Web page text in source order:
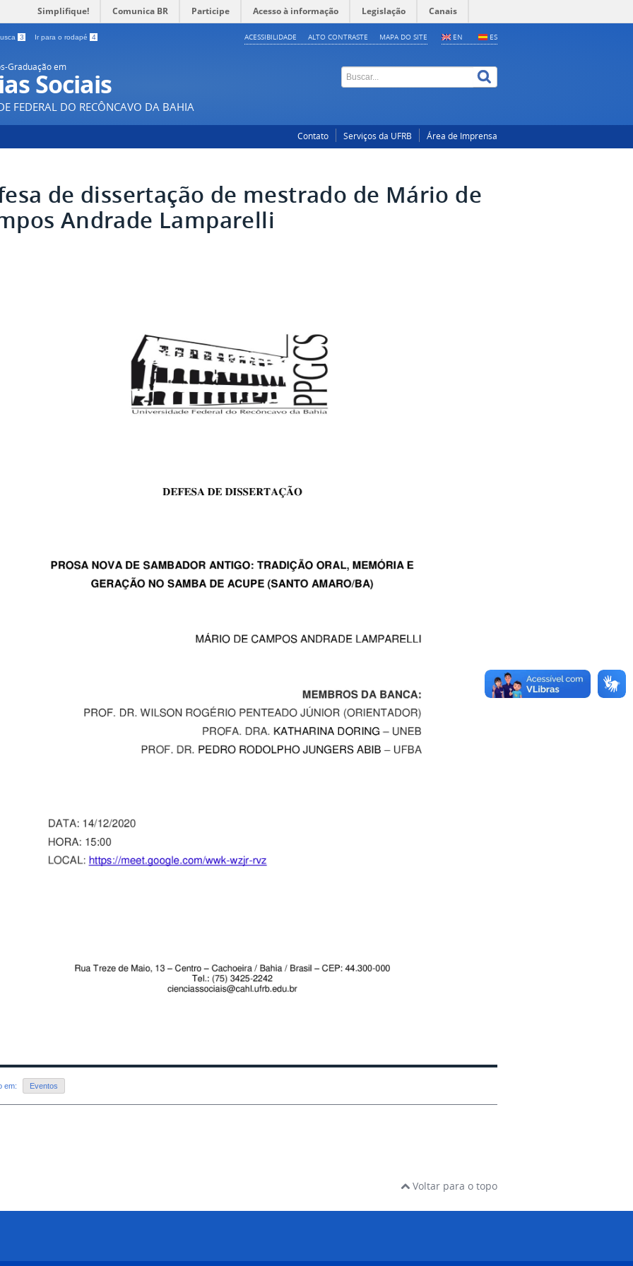
Simplifique! Comunica BR Participe Acesso à informação Legislação Canais
3 Ir para o rodapé 4 EN ES
ACESSIBILIDADE ALTO CONTRASTE MAPA DO SITE
Graduação em
Sociais
FEDERAL DO RECÔNCAVO DA BAHIA
Contato Serviços da UFRB Área de Imprensa
de dissertação de mestrado de Mário de
Andrade Lamparelli
em: Eventos
Voltar para o topo